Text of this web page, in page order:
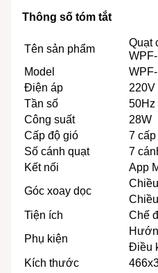
Thông số tóm tắt
Tên sản phẩm
Quạt
Model
Điện áp
220V
Tần số
50Hz
Công suất
28W
Cấp độ gió
7
Số cánh quạt
7
Kết nối
App
Góc xoay dọc
Tiện ích
Chế
Phụ kiện
Điều
Kích thước